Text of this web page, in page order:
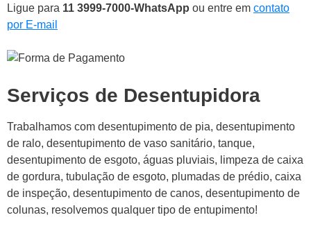
Ligue para 11 3999-7000-WhatsApp ou entre em contato
por E-mail
Serviços de Desentupidora
Trabalhamos com desentupimento de pia, desentupimento
de ralo, desentupimento de vaso sanitário, tanque,
desentupimento de esgoto, águas pluviais, limpeza de caixa
de gordura, tubulação de esgoto, plumadas de prédio, caixa
de inspeção, desentupimento de canos, desentupimento de
colunas, resolvemos qualquer tipo de entupimento!